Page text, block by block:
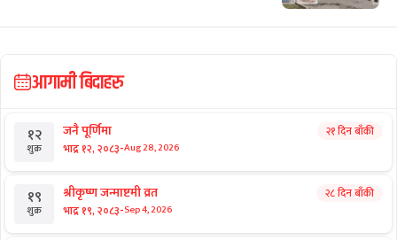
आगामी बिदाहरु
१२
शुक्र
जनै पूर्णिमा
भाद्र १२, २०८३-Aug 28, 2026
२१ दिन बाँकी
१९
शुक्र
श्रीकृष्ण जन्माष्टमी व्रत
भाद्र १९, २०८३-Sep 4, 2026
२८ दिन बाँकी